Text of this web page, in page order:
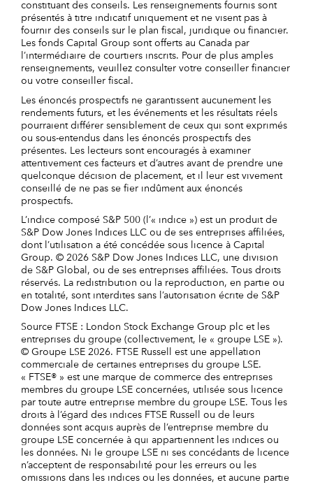
constituant des conseils. Les renseignements fournis sont
présentés à titre indicatif uniquement et ne visent pas à
fournir des conseils sur le plan fiscal, juridique ou financier.
Les fonds Capital Group sont offerts au Canada par
l’intermédiaire de courtiers inscrits. Pour de plus amples
renseignements, veuillez consulter votre conseiller financier
ou votre conseiller fiscal.
Les énoncés prospectifs ne garantissent aucunement les
rendements futurs, et les événements et les résultats réels
pourraient différer sensiblement de ceux qui sont exprimés
ou sous-entendus dans les énoncés prospectifs des
présentes. Les lecteurs sont encouragés à examiner
attentivement ces facteurs et d’autres avant de prendre une
quelconque décision de placement, et il leur est vivement
conseillé de ne pas se fier indûment aux énoncés
prospectifs.
L’indice composé S&P 500 (l’« indice ») est un produit de
S&P Dow Jones Indices LLC ou de ses entreprises affiliées,
dont l’utilisation a été concédée sous licence à Capital
Group. © 2026 S&P Dow Jones Indices LLC, une division
de S&P Global, ou de ses entreprises affiliées. Tous droits
réservés. La redistribution ou la reproduction, en partie ou
en totalité, sont interdites sans l’autorisation écrite de S&P
Dow Jones Indices LLC.
Source FTSE : London Stock Exchange Group plc et les
entreprises du groupe (collectivement, le « groupe LSE »).
© Groupe LSE 2026. FTSE Russell est une appellation
commerciale de certaines entreprises du groupe LSE.
« FTSE® » est une marque de commerce des entreprises
membres du groupe LSE concernées, utilisée sous licence
par toute autre entreprise membre du groupe LSE. Tous les
droits à l’égard des indices FTSE Russell ou de leurs
données sont acquis auprès de l’entreprise membre du
groupe LSE concernée à qui appartiennent les indices ou
les données. Ni le groupe LSE ni ses concédants de licence
n’acceptent de responsabilité pour les erreurs ou les
omissions dans les indices ou les données, et aucune partie